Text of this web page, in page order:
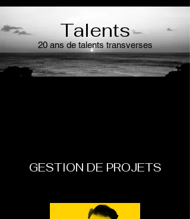
Talents
20 ans de talents transverses
GESTION DE PROJETS